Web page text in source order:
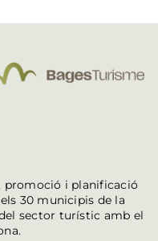
promoció i planificació
30 municipis de la
sector turístic amb el